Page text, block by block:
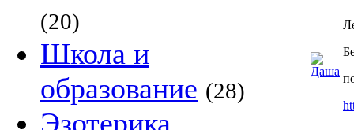
(20)
Школа и
образование (28)
Эзотерика,